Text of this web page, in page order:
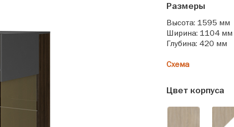
Размеры
Высота: 1595 мм
Ширина: 1104 мм
Глубина: 420 мм
Схема
Цвет корпуса